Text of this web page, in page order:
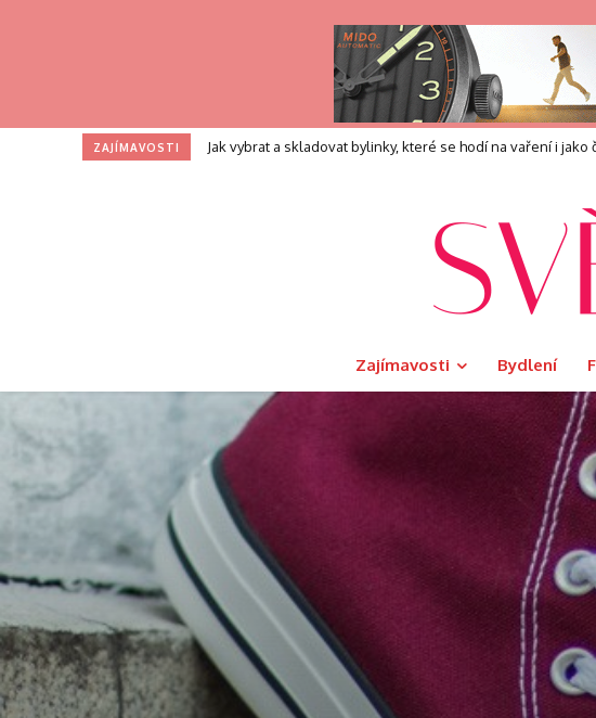
ZAJÍMAVOSTI Profesní zkouška pro kouče: Co přesně přináší?
Zajímavosti Bydlení